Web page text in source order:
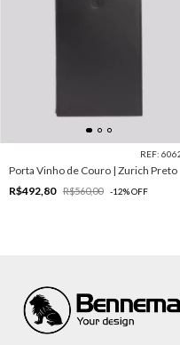
REF:
Porta Vinho de Couro | Zurich Preto
R$492,80
R$560,00 -12%OFF